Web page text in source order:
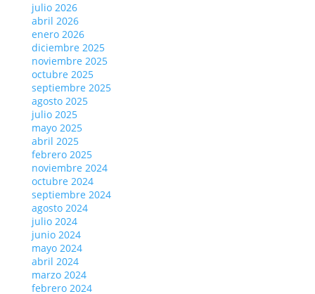
julio 2026
abril 2026
enero 2026
diciembre 2025
noviembre 2025
octubre 2025
septiembre 2025
agosto 2025
julio 2025
mayo 2025
abril 2025
febrero 2025
noviembre 2024
octubre 2024
septiembre 2024
agosto 2024
julio 2024
junio 2024
mayo 2024
abril 2024
marzo 2024
febrero 2024